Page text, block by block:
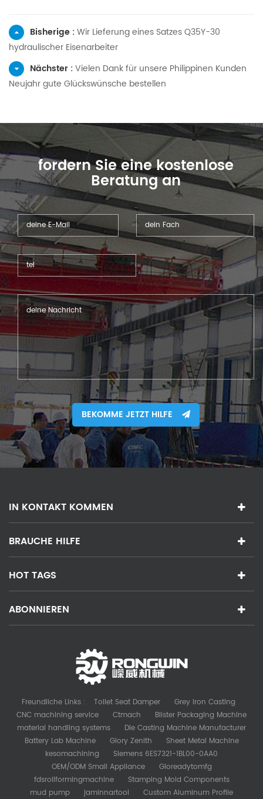
Bisherige :Wir Lieferung eines Satzes Q35Y-30
hydraulischer Eisenarbeiter
Nächster :Vielen Dank für unsere Philippinen Kunden
Neujahr gute Glückswünsche bestellen
fordern Sie eine kostenlose
Beratung an
BEKOMME JETZT HILFE
IN KONTAKT KOMMEN
BRAUCHE HILFE
HOT TAGS
ABONNIEREN
Freundliche Links : Toilet Seat Damper
Grey Iron Casting
CNC machining service
Ctmach
Blister Packaging Machine
material handling systems
Die Casting Machine Manufacturer
Battery Lab Machine
Glory Zenith
Sheet Metal Machine
kesomachining
Siemens 6ES7321-1BL00-0AA0
OEM/ODM Small Appliance
Gloreadytomfg
fdsrollformingmachine
Stamping Mold Components
mud pump
jaminnartool Custom Aluminum Profile